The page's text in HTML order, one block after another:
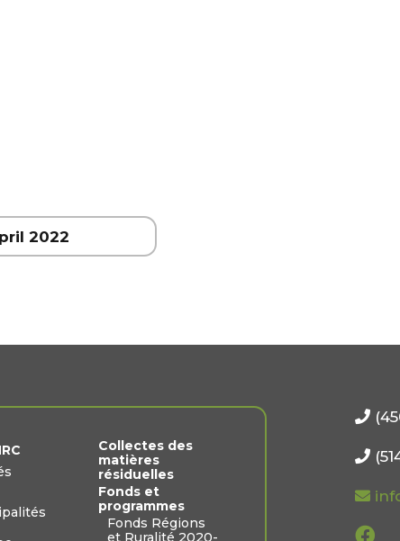
2022
Collectes des
matières
résiduelles
Fonds et
programmes
Fonds Régions
et Ruralité 2020-